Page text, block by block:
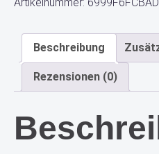
Beschreibung
Rezensionen (0)